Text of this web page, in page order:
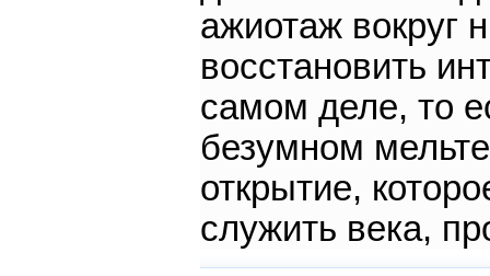
ажиотаж вокруг
восстановить
самом деле, то
безумном
открытие,
служить века,